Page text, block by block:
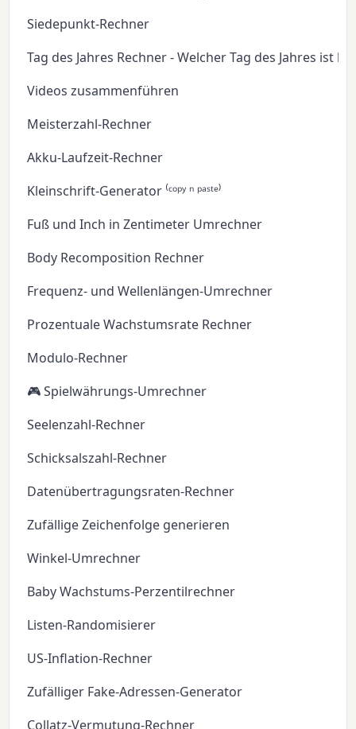
Siedepunkt-Rechner
Tag des Jahres Rechner - Welcher Tag des Jahres ist
Videos zusammenführen
Meisterzahl-Rechner
Akku-Laufzeit-Rechner
Kleinschrift-Generator ⁽ᶜᵒᵖʸ ⁿ ᵖᵃˢᵗᵉ⁾
Fuß und Inch in Zentimeter Umrechner
Body Recomposition Rechner
Frequenz- und Wellenlängen-Umrechner
Prozentuale Wachstumsrate Rechner
Modulo-Rechner
🎮 Spielwährungs-Umrechner
Seelenzahl-Rechner
Schicksalszahl-Rechner
Datenübertragungsraten-Rechner
Zufällige Zeichenfolge generieren
Winkel-Umrechner
Baby Wachstums-Perzentilrechner
Listen-Randomisierer
US-Inflation-Rechner
Zufälliger Fake-Adressen-Generator
Collatz-Vermutung-Rechner